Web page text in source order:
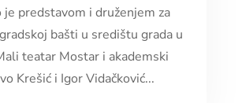
je predstavom i druženjem za
bašti u središtu grada u
teatar Mostar i akademski
Krešić i Igor Vidačković...